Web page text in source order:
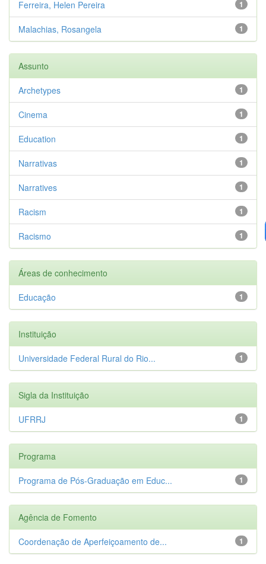
1
Ferreira, Helen Pereira
1
Malachias, Rosangela
Assunto
1
Archetypes
1
Cinema
1
Education
1
Narrativas
1
Narratives
1
Racism
1
Racismo
Áreas de conhecimento
1
Educação
Instituição
1
Universidade Federal Rural do Rio...
Sigla da Instituição
1
UFRRJ
Programa
1
Programa de Pós-Graduação em Educ...
Agência de Fomento
1
Coordenação de Aperfeiçoamento de...